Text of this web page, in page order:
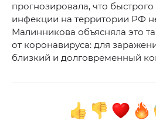
прогнозировала, что
инфекции на территории РФ
Малинникова объясняла это
от коронавируса: для
близкий и долговременный